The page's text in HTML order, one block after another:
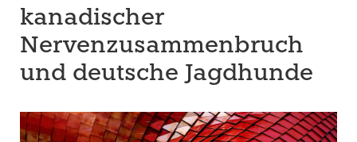
kanadischer
Nervenzusammenbruch
und deutsche Jagdhunde